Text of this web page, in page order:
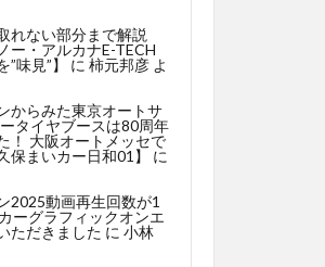
れない部分まで解説
ー・アルカナE-TECH
味見”】
に 柿元邦彦 よ
からみた東京オートサ
タイヤブースは80周年
！ 大阪オートメッセで
保まいカー日和01】
に
2025動画再生回数が1
ーグラフィックオンエ
ただきました に 小林